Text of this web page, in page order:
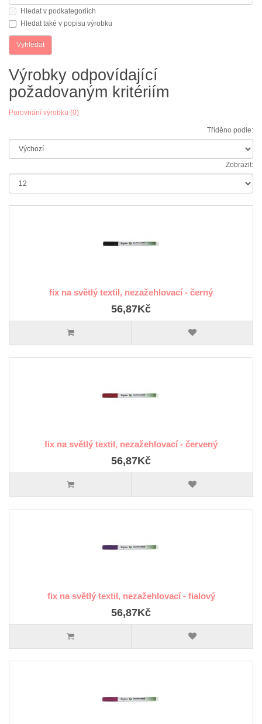
Hledat v podkategoriích
Hledat také v popisu výrobku
Výrobky odpovídající
požadovaným kritériím
Porovnání výrobku (0)
Tříděno podle:
Zobrazit:
fix na světlý textil, nezažehlovací - černý
56,87Kč
fix na světlý textil, nezažehlovací - červený
56,87Kč
fix na světlý textil, nezažehlovací - fialový
56,87Kč